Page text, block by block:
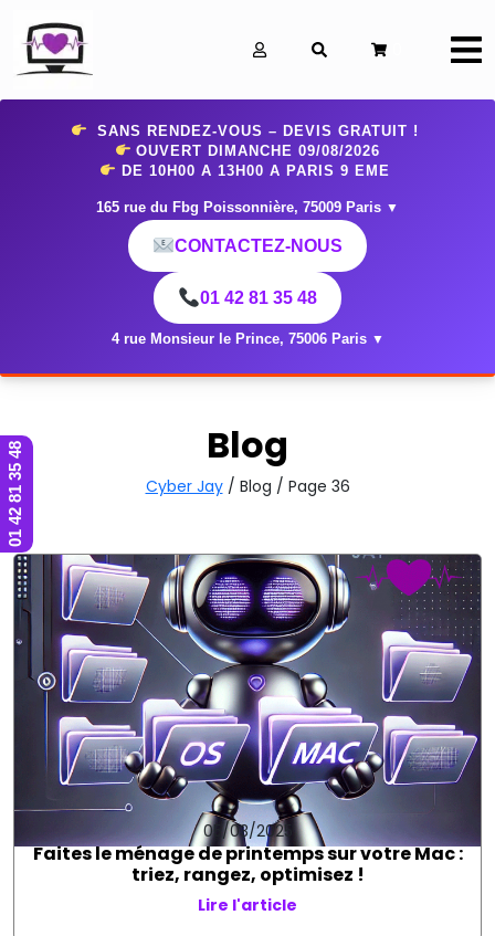
SANS RENDEZ-VOUS – DEVIS GRATUIT !
OUVERT DIMANCHE 09/08/2026
DE 10H00 A 13H00 A PARIS 9 EME
165 rue du Fbg Poissonnière, 75009 Paris ▼
CONTACTEZ-NOUS
01 42 81 35 48
4 rue Monsieur le Prince, 75006 Paris ▼
Blog
Cyber Jay/ Blog / Page 36
05/03/2025
Faites le ménage de printemps sur votre Mac :
triez, rangez, optimisez !
Lire l'article
01 42 81 35 48